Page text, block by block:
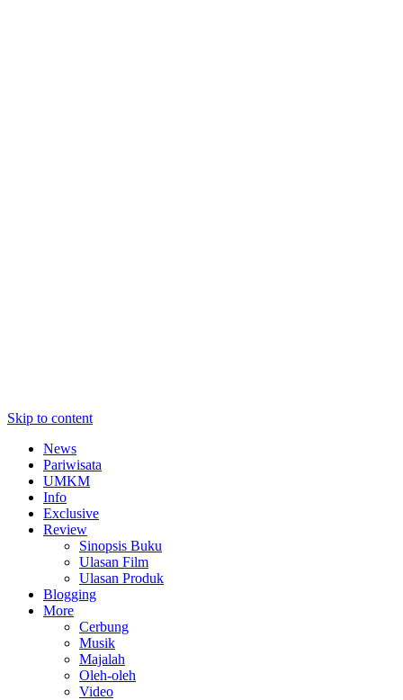
Skip to content
News
Pariwisata
UMKM
Info
Exclusive
Review
Sinopsis Buku
Ulasan Film
Ulasan Produk
Blogging
More
Cerbung
Musik
Majalah
Oleh-oleh
Video